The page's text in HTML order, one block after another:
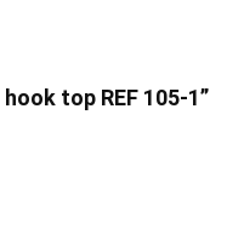
top REF 105-1”